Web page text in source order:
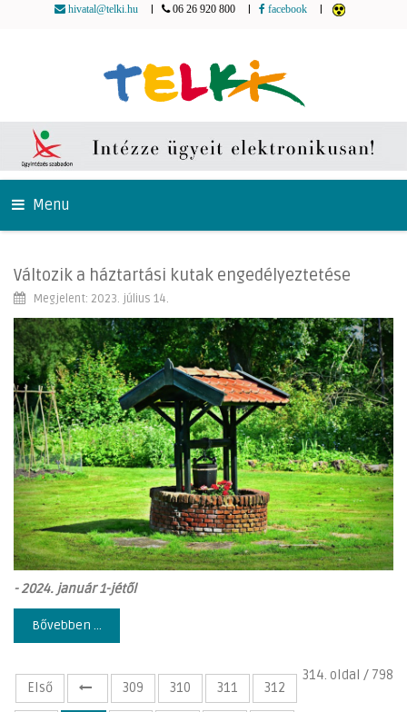
hivatal@telki.hu 06 26 920 800 facebook
Menu
Változik a háztartási kutak engedélyeztetése
Megjelent: 2023. július 14.
- 2024. január 1-jétől
Bővebben ...
314. oldal / 798
Első
309 310 311 312